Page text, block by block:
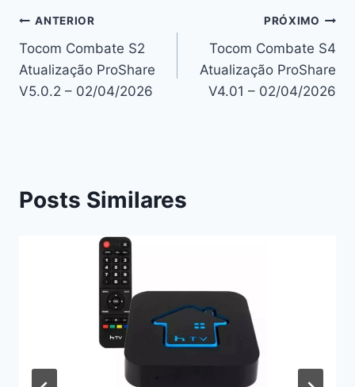
Navegação
de
Post
ANTERIOR
Tocom Combate S2
Atualização ProShare
V5.0.2 – 02/04/2026
PRÓXIMO
Tocom Combate S4
Atualização ProShare
V4.01 – 02/04/2026
Posts Similares